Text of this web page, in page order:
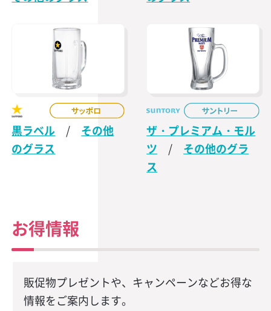
黒ラベル /
その他
のグラス
ザ・プレミアム・モル
ツ
/
その他のグラ
ス
お得情報
販促物プレゼントや、キャンペーンなどお得な
情報をご案内します。